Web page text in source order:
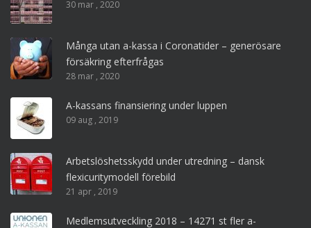
30 mar , 2020
Många utan a-kassa i Coronatider – generösare
försäkring efterfrågas
28 mar , 2020
A-kassans finansiering under luppen
09 aug , 2019
Arbetslöshetsskydd under utredning – dansk
flexicuritymodell förebild
21 apr , 2019
Medlemsutveckling 2018 – 14271 st fler a-